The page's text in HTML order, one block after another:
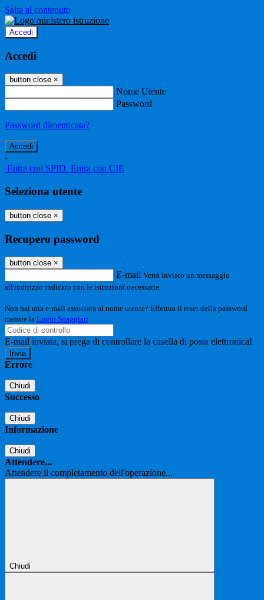
Salta al contenuto
Accedi
Accedi
button close ×
Nome Utente
Password
Password dimenticata?
-
Entra con SPID Entra con CIE
Seleziona utente
button close ×
Recupero password
button close ×
E-mail Verrà inviato un messaggio
all'indirizzo indicato con le istruzioni necessarie.
Non hai una e-mail associata al nome utente? Effettua il reset della password
tramite la Login Spaggiari
E-mail inviata, si prega di controllare la casella di posta elettronica!
Errore
Chiudi
Successo
Chiudi
Informazione
Chiudi
Attendere...
Attendere il completamento dell'operazione...
Chiudi